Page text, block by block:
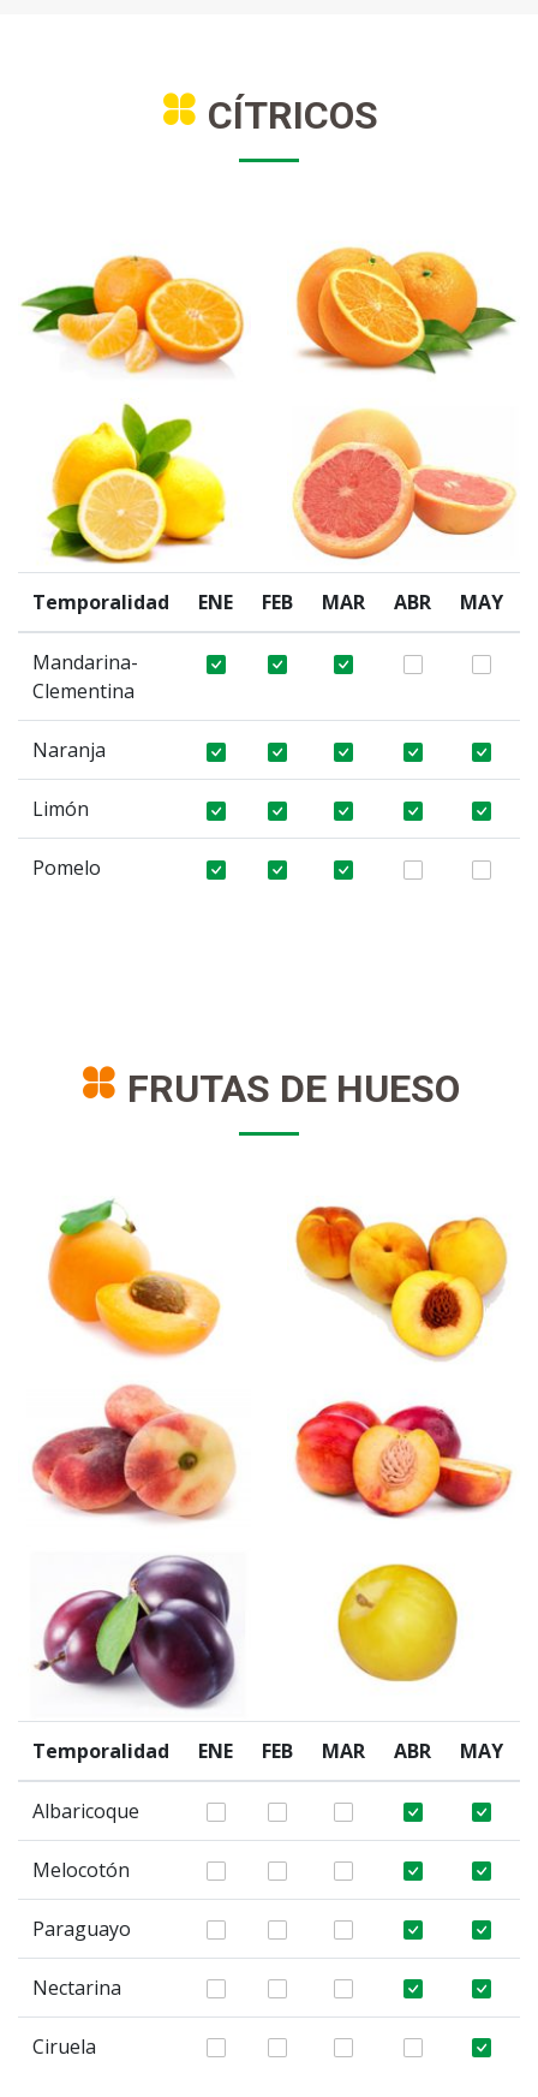
CÍTRICOS
Temporalidad ENE FEB MAR ABR MAY
Mandarina-
Clementina
Naranja
Limón
Pomelo
FRUTAS DE HUESO
Temporalidad ENE FEB MAR ABR MAY
Albaricoque
Melocotón
Paraguayo
Nectarina
Ciruela